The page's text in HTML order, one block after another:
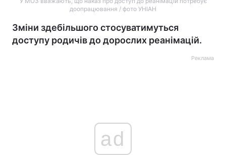
доопрацювання / фото УНІАН
Зміни здебільшого стосуватимуться
доступу родичів до дорослих реанімацій.
Реклама
ad